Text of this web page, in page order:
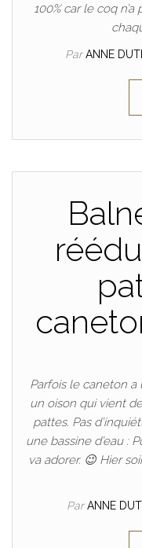
100% car le coq n’a
ParANNE
Parfois le caneton a
un oison qui vient
pattes. Pas
une bassine d’eau :
va adorer. 😉 Hier
ParANNE